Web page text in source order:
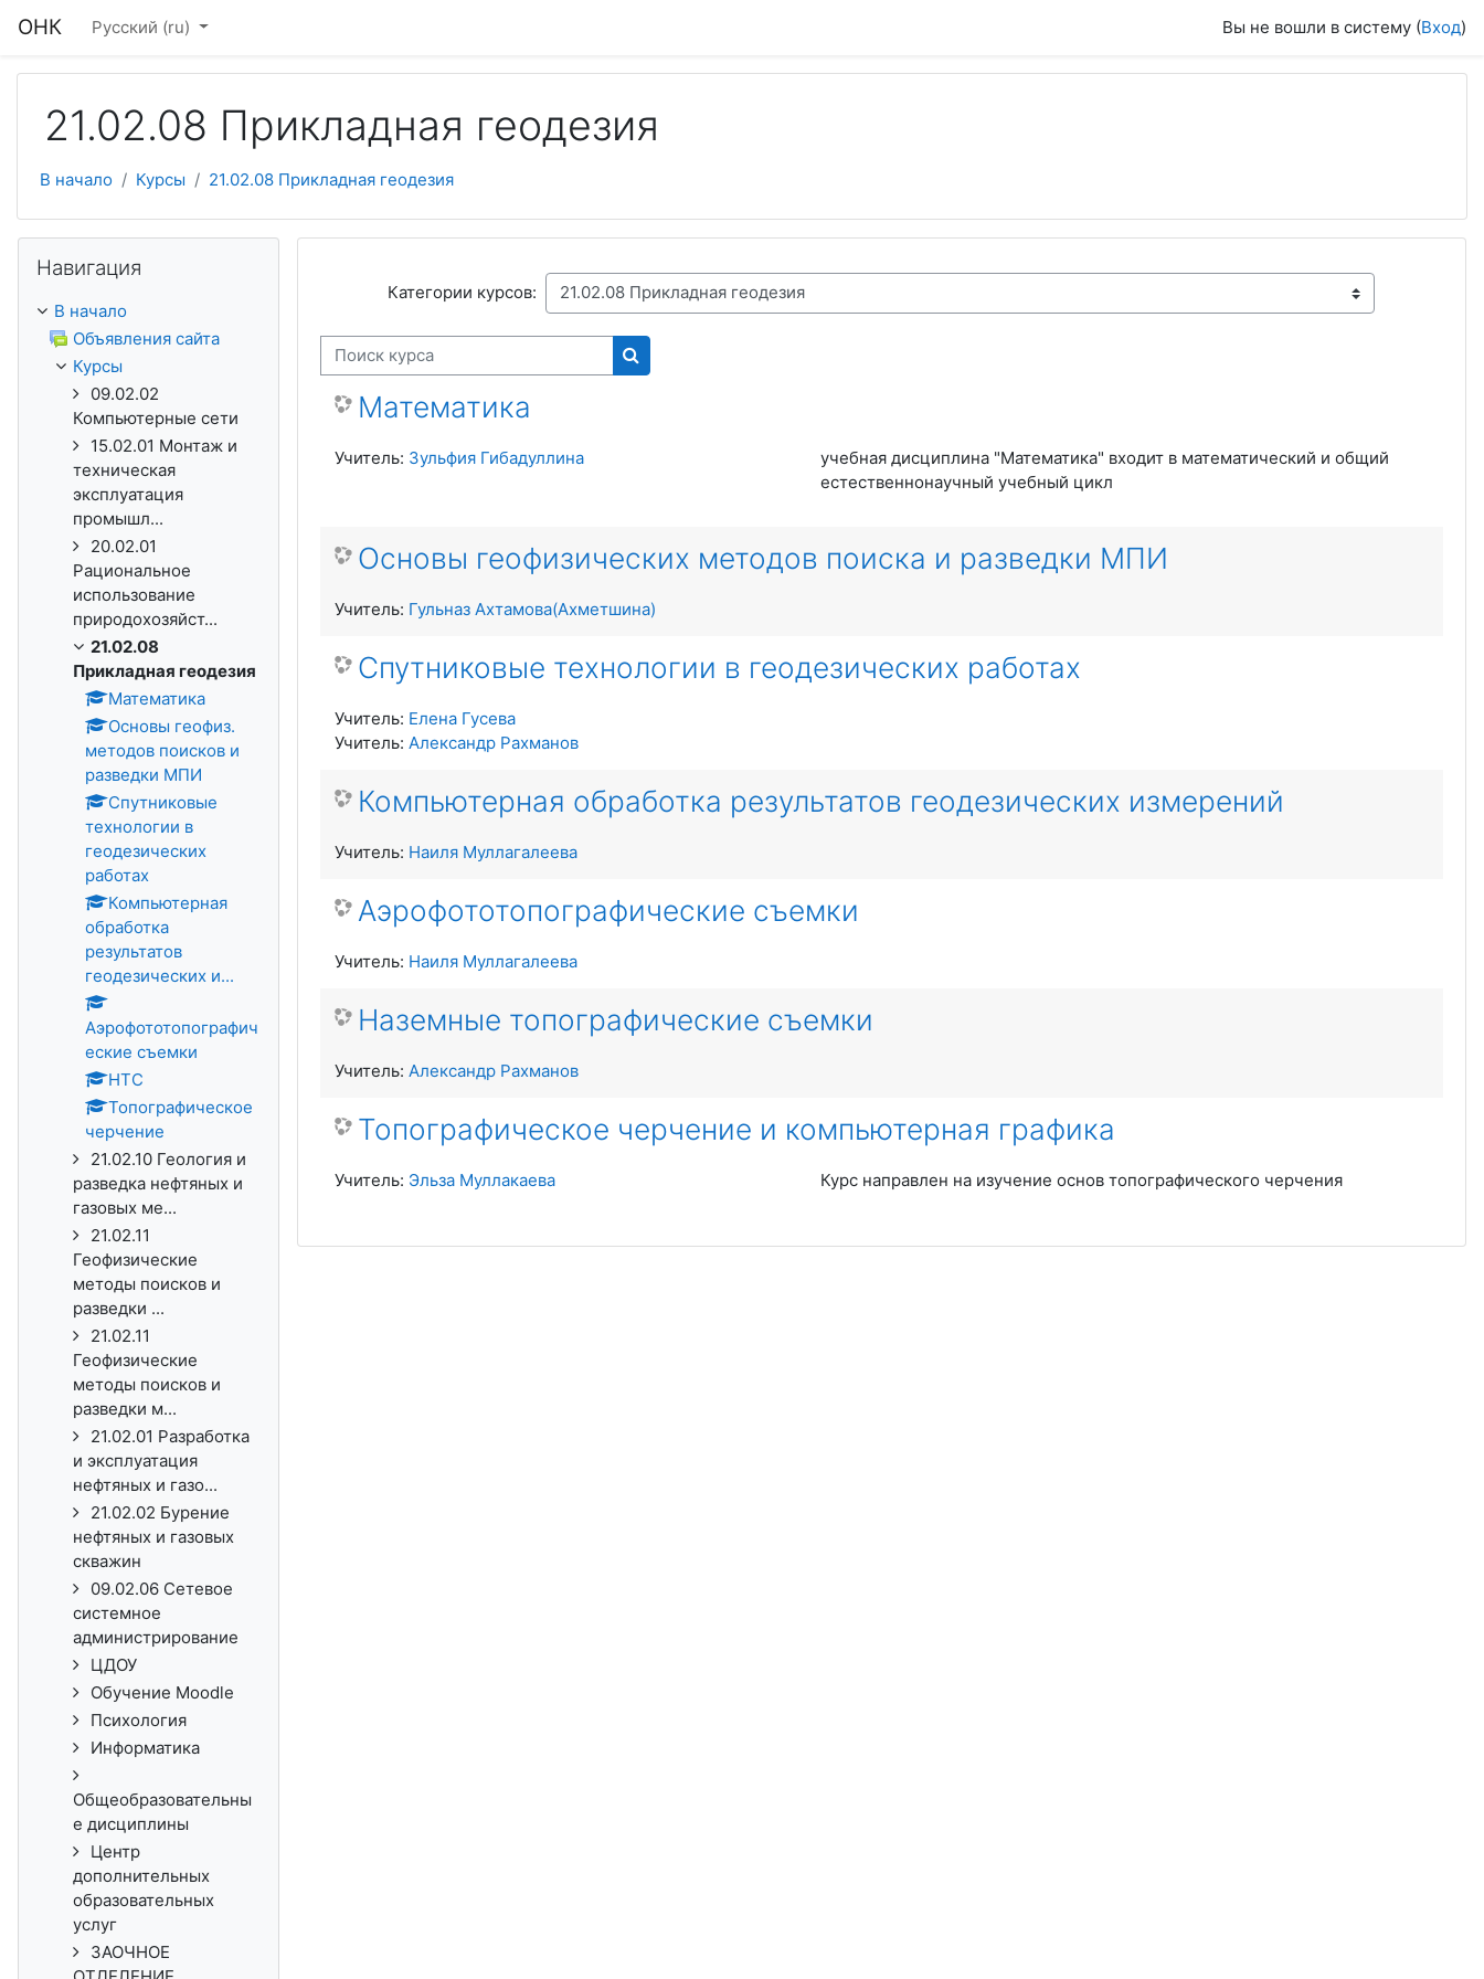
ОНК Русский ‎(ru)‎ Вы не вошли в систему (Вход)
21.02.08 Прикладная геодезия
В начало Курсы 21.02.08 Прикладная геодезия
Категории курсов:
Поиск курса
Поиск курса
Математика
учебная дисциплина "Математика" входит в математический и общий
естественнонаучный учебный цикл
Учитель: Зульфия Гибадуллина
Основы геофизических методов поиска и разведки МПИ
Учитель: Гульназ Ахтамова(Ахметшина)
Спутниковые технологии в геодезических работах
Учитель: Елена Гусева
Учитель: Александр Рахманов
Компьютерная обработка результатов геодезических измерений
Учитель: Наиля Муллагалеева
Аэрофототопографические съемки
Учитель: Наиля Муллагалеева
Наземные топографические съемки
Учитель: Александр Рахманов
Топографическое черчение и компьютерная графика
Курс направлен на изучение основ топографического черчения
Учитель: Эльза Муллакаева
Навигация
В начало
Объявления сайта
Курсы
09.02.02
Компьютерные сети
15.02.01 Монтаж и
техническая
эксплуатация
промышл...
20.02.01
Рациональное
использование
природохозяйст...
21.02.08
Прикладная геодезия
Математика
Основы геофиз.
методов поисков и
разведки МПИ
Спутниковые
технологии в
геодезических
работах
Компьютерная
обработка
результатов
геодезических и...
Аэрофототопографич
еские съемки
НТС
Топографическое
черчение
21.02.10 Геология и
разведка нефтяных и
газовых ме...
21.02.11
Геофизические
методы поисков и
разведки ...
21.02.11
Геофизические
методы поисков и
разведки м...
21.02.01 Разработка
и эксплуатация
нефтяных и газо...
21.02.02 Бурение
нефтяных и газовых
скважин
09.02.06 Сетевое
системное
администрирование
ЦДОУ
Обучение Moodle
Психология
Информатика
Общеобразовательны
е дисциплины
Центр
дополнительных
образовательных
услуг
ЗАОЧНОЕ